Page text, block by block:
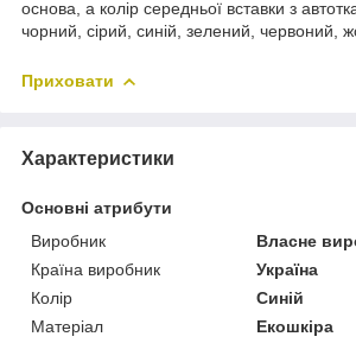
основа, а колір середньої вставки з
чорний, сірий, синій, зелений, червоний,
Приховати
Характеристики
Основні атрибути
Виробник
Власне
Країна виробник
Україна
Колір
Синій
Матеріал
Екошкіра